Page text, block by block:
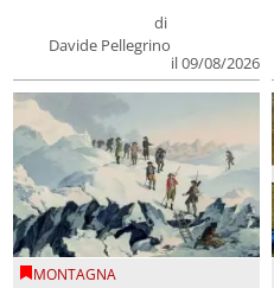
di
Davide Pellegrino
il 09/08/2026
MONTAGNA